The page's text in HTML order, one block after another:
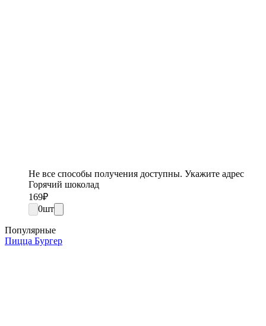
Не все способы получения доступны. Укажите адрес
Горячий шоколад
169₽
0шт
Популярные
Пицца Бургер